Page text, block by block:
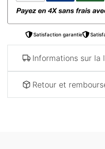
Satisfaction garantie
Informations sur la
Retour et